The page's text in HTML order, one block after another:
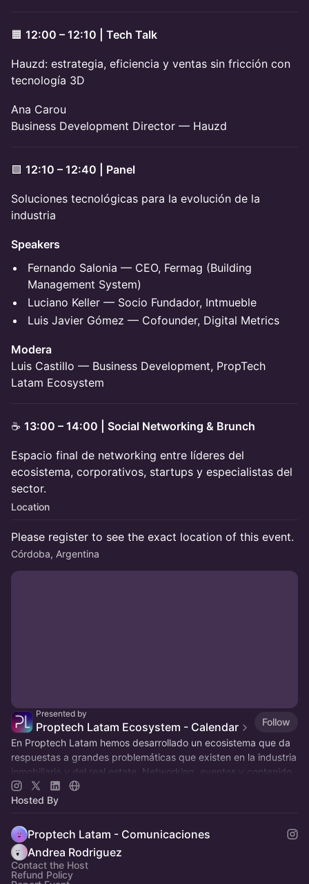
🟧 12:00 – 12:10 | Tech Talk
Hauzd: estrategia, eficiencia y ventas sin fricción con
tecnología 3D
Ana Carou
Business Development Director — Hauzd
🟩 12:10 – 12:40 | Panel
Soluciones tecnológicas para la evolución de la
industria
Speakers
Fernando Salonia — CEO, Fermag (Building
Management System)
Luciano Keller — Socio Fundador, Intmueble
Luis Javier Gómez — Cofounder, Digital Metrics
Modera
Luis Castillo — Business Development, PropTech
Latam Ecosystem
☕ 13:00 – 14:00 | Social Networking & Brunch
Espacio final de networking entre líderes del
ecosistema, corporativos, startups y especialistas del
sector.
Location
Please register to see the exact location of this event.
Córdoba, Argentina
Presented by
Proptech Latam Ecosystem - Calendar
Follow
En Proptech Latam hemos desarrollado un ecosistema que da
respuestas a grandes problemáticas que existen en la industria
inmobiliaria y del real estate. Networking, eventos y contenido.
Hosted By
Proptech Latam - Comunicaciones
Andrea Rodriguez
Contact the Host
Refund Policy